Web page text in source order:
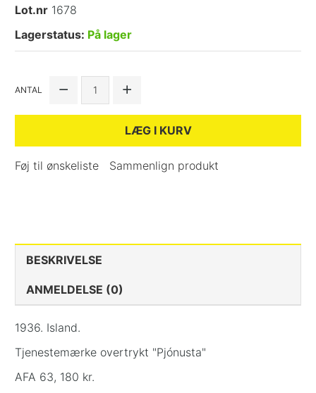
Lot.nr 1678
Lagerstatus: På lager
ANTAL
LÆG I KURV
Føj til ønskeliste Sammenlign produkt
BESKRIVELSE
ANMELDELSE (0)
1936. Island.
Tjenestemærke overtrykt "Pjónusta"
AFA 63, 180 kr.